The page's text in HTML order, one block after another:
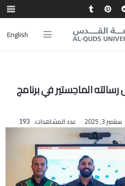
English
رسالته الماجستير في برنامج
سبتمبر 3, 2025 عدد المشاهدات: 193